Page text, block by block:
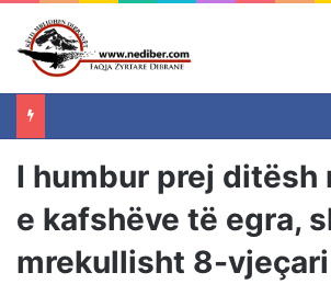
I humbur prej ditësh
e kafshëve të egra,
mrekullisht 8-vjeçari